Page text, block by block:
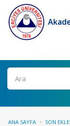
Ara
ANA SAYFA SON